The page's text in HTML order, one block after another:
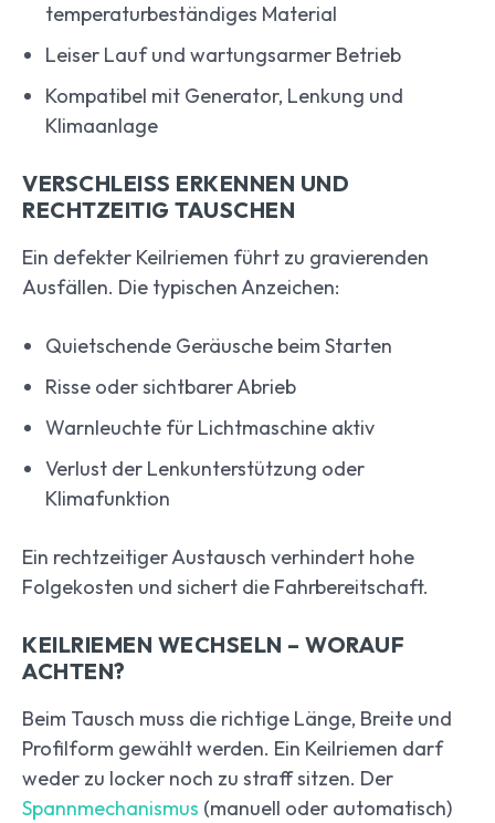
temperaturbeständiges Material
Leiser Lauf und wartungsarmer Betrieb
Kompatibel mit Generator, Lenkung und
Klimaanlage
VERSCHLEISS ERKENNEN UND R
ECHTZEITIG TAUSCHEN
Ein defekter Keilriemen führt zu gravierenden
Ausfällen. Die typischen Anzeichen:
Quietschende Geräusche beim Starten
Risse oder sichtbarer Abrieb
Warnleuchte für Lichtmaschine aktiv
Verlust der Lenkunterstützung oder
Klimafunktion
Ein rechtzeitiger Austausch verhindert hohe
Folgekosten und sichert die Fahrbereitschaft.
KEILRIEMEN WECHSELN – WORAUF
ACHTEN?
Beim Tausch muss die richtige Länge, Breite und
Profilform gewählt werden. Ein Keilriemen darf
weder zu locker noch zu straff sitzen. Der
Spannmechanismus (manuell oder automatisch)